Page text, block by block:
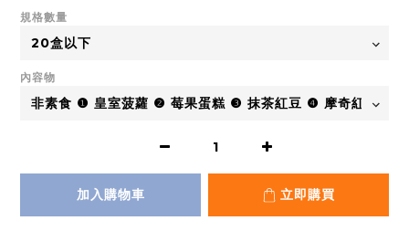
規格數量
內容物
加入購物車 立即購買